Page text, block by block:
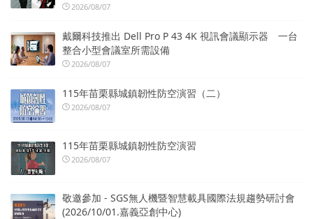
2026/08/07
戴爾科技推出 Dell Pro P 43 4K 視訊會議顯示器 一台
整合小型會議室所需設備
2026/08/07
115年苗栗縣城鎮韌性防空演習（二）
2026/08/07
115年苗栗縣城鎮韌性防空演習
2026/08/07
敬邀參加 - SGS無人機暨智慧載具國際法規趨勢研討會
(2026/10/01.嘉義亞創中心)